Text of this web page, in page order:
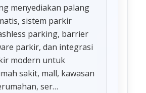
menyediakan palang
sistem parkir
parking, barrier
parkir, dan integrasi
modern untuk
sakit, mall, kawasan
ser…